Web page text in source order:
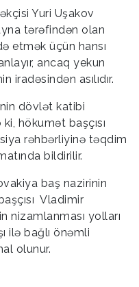
Yuri Uşakov
tərəfindən olan
etmək üçün hansı
ancaq yekun
iradəsindən asılıdır.
dövlət katibi
hökumət başçısı
rəhbərliyinə təqdim
bildirilir.
baş nazirinin
Vladimir
nizamlanması yolları
ilə bağlı önəmli
olunur.